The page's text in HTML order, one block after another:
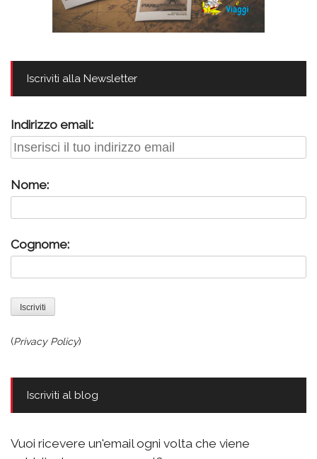
Iscriviti alla Newsletter
Indirizzo email:
Nome:
Cognome:
(Privacy Policy)
Iscriviti al blog
Vuoi ricevere un'email ogni volta che viene